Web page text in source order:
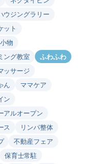
ウジングラリー
ット
物
ング教室
ふわふわ
ッサージ
ん
ママケア
ン
アルオープン
ス
リンパ整体
不動産フェア
保育士常駐